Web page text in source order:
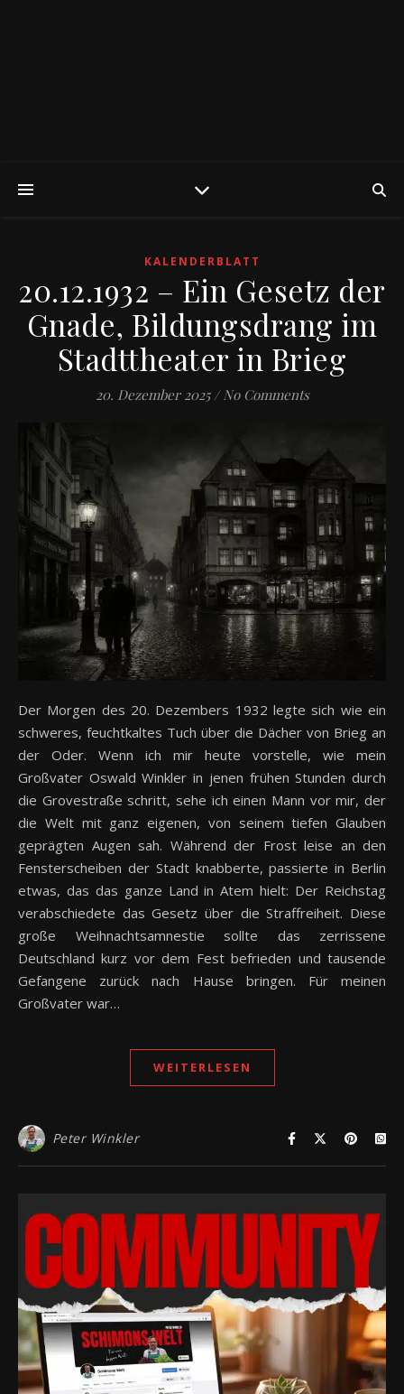
KALENDERBLATT
20.12.1932 – Ein Gesetz der
Gnade, Bildungsdrang im
Stadttheater in Brieg
20. Dezember 2025 / No Comments
Der Morgen des 20. Dezembers 1932 legte sich wie ein
schweres, feuchtkaltes Tuch über die Dächer von Brieg an
der Oder. Wenn ich mir heute vorstelle, wie mein
Großvater Oswald Winkler in jenen frühen Stunden durch
die Grovestraße schritt, sehe ich einen Mann vor mir, der
die Welt mit ganz eigenen, von seinem tiefen Glauben
geprägten Augen sah. Während der Frost leise an den
Fensterscheiben der Stadt knabberte, passierte in Berlin
etwas, das das ganze Land in Atem hielt: Der Reichstag
verabschiedete das Gesetz über die Straffreiheit. Diese
große Weihnachtsamnestie sollte das zerrissene
Deutschland kurz vor dem Fest befrieden und tausende
Gefangene zurück nach Hause bringen. Für meinen
Großvater war…
WEITERLESEN
Peter Winkler